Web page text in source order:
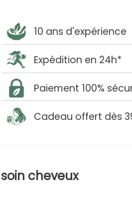
10 ans d'expérience
Expédition en 24h*
Paiement 100%
Cadeau offert dès
cheveux